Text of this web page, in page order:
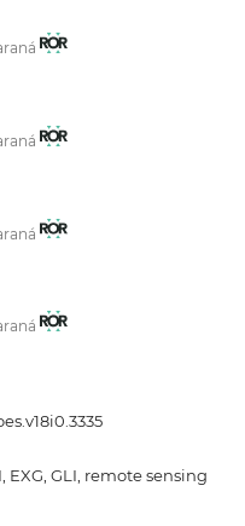
EXG, GLI, remote sensing